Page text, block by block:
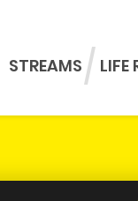
STREAMS LIFE